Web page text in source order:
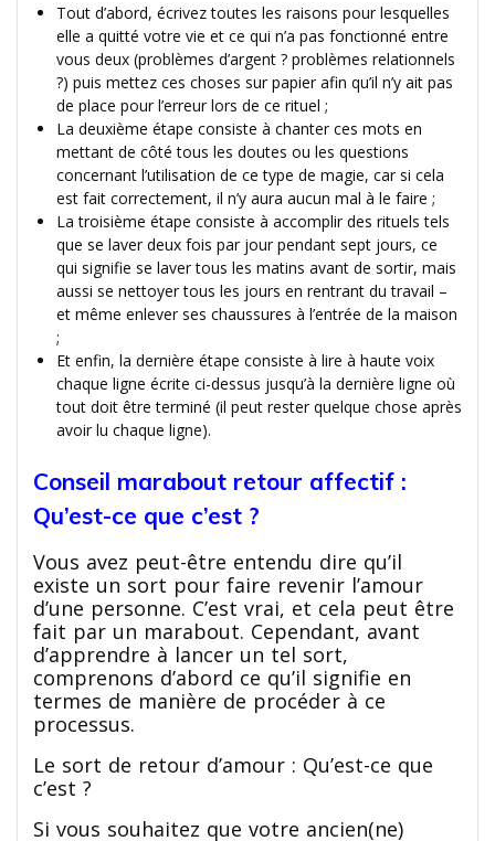
Tout d’abord, écrivez toutes les raisons pour lesquelles
elle a quitté votre vie et ce qui n’a pas fonctionné entre
vous deux (problèmes d’argent ? problèmes relationnels
?) puis mettez ces choses sur papier afin qu’il n’y ait pas
de place pour l’erreur lors de ce rituel ;
La deuxième étape consiste à chanter ces mots en
mettant de côté tous les doutes ou les questions
concernant l’utilisation de ce type de magie, car si cela
est fait correctement, il n’y aura aucun mal à le faire ;
La troisième étape consiste à accomplir des rituels tels
que se laver deux fois par jour pendant sept jours, ce
qui signifie se laver tous les matins avant de sortir, mais
aussi se nettoyer tous les jours en rentrant du travail –
et même enlever ses chaussures à l’entrée de la maison
;
Et enfin, la dernière étape consiste à lire à haute voix
chaque ligne écrite ci-dessus jusqu’à la dernière ligne où
tout doit être terminé (il peut rester quelque chose après
avoir lu chaque ligne).
Conseil marabout retour affectif :
Qu’est-ce que c’est ?
Vous avez peut-être entendu dire qu’il
existe un sort pour faire revenir l’amour
d’une personne. C’est vrai, et cela peut être
fait par un marabout. Cependant, avant
d’apprendre à lancer un tel sort,
comprenons d’abord ce qu’il signifie en
termes de manière de procéder à ce
processus.
Le sort de retour d’amour : Qu’est-ce que
c’est ?
Si vous souhaitez que votre ancien(ne)